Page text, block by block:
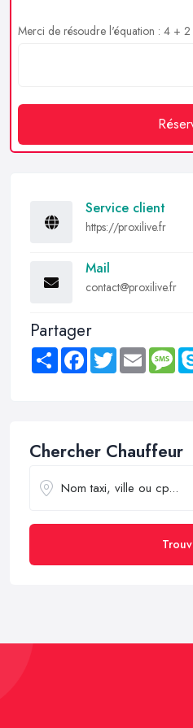
Merci de résoudre l'équation : 4 +
Service client
https://proxilive.fr
Mail
contact@proxilive.fr
Partager
Share FacebookTwitter Email
Chercher Chauffeur